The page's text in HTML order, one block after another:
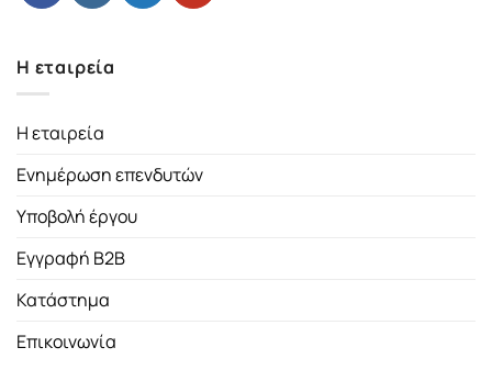
Η εταιρεία
Η εταιρεία
Ενημέρωση επενδυτών
Υποβολή έργου
Εγγραφή B2B
Κατάστημα
Επικοινωνία